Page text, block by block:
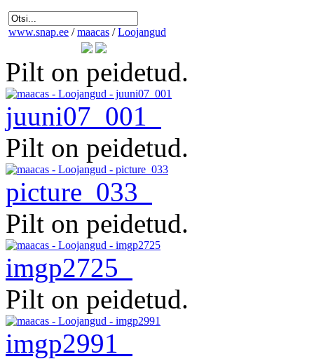
www.snap.ee / maacas / Loojangud
Pilt on peidetud.
juuni07_001
Pilt on peidetud.
picture_033
Pilt on peidetud.
imgp2725
Pilt on peidetud.
imgp2991